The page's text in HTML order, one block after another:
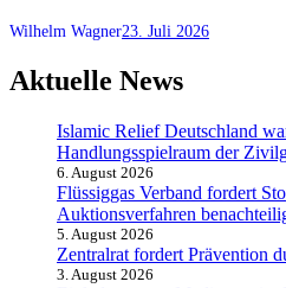
Wilhelm Wagner23. Juli 2026
Aktuelle News
Islamic Relief Deutschland
Handlungsspielraum der
6. August 2026
Flüssiggas Verband fordert
Auktionsverfahren
5. August 2026
Zentralrat fordert Prävention
3. August 2026